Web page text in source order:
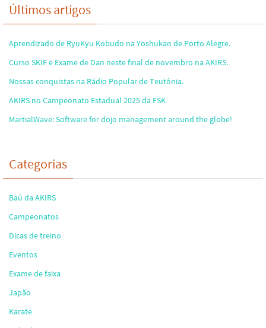
Últimos artigos
Aprendizado de RyuKyu Kobudo na Yoshukan de Porto Alegre.
Curso SKIF e Exame de Dan neste final de novembro na AKIRS.
Nossas conquistas na Rádio Popular de Teutônia.
AKIRS no Campeonato Estadual 2025 da FSK
MartialWave: Software for dojo management around the globe!
Categorias
Baú da AKIRS
Campeonatos
Dicas de treino
Eventos
Exame de faixa
Japão
Karate